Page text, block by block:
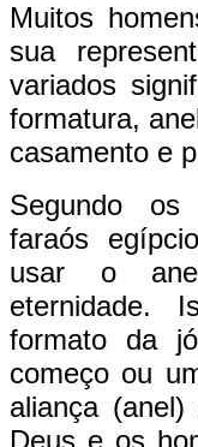
Muitos
sua
variados
formatura,
casamento e
Segundo os
faraós
usar o
eternidade.
formato da
começo ou
aliança
Deus e os